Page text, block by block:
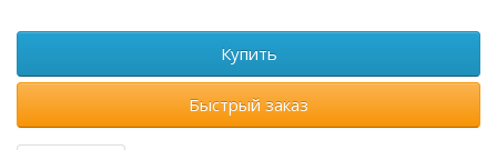
Купить
Быстрый заказ